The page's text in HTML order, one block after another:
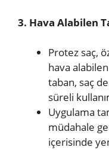
3. Hava Alabilen
Protez saç,
hava
taban, saç
süreli
Uygulama
müdahale
içerisinde